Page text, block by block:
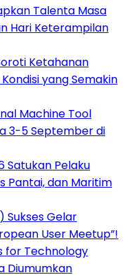
Talenta Masa
Hari Keterampilan
Ketahanan
yang Semakin
Machine Tool
3-5 September di
Satukan Pelaku
Pantai, dan Maritim
Sukses Gelar
User Meetup”!
for Technology
Diumumkan